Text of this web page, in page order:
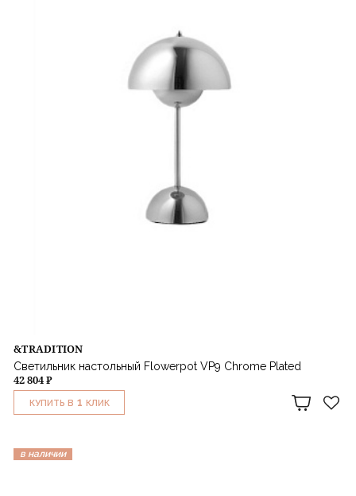
&TRADITION
Светильник настольный Flowerpot VP9 Chrome Plated
42 804 ₽
КУПИТЬ В 1 КЛИК
в наличии